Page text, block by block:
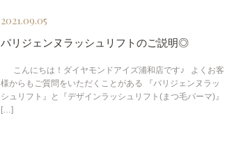
2021.09.05
パリジェンヌラッシュリフトのご説明◎
こんにちは！ダイヤモンドアイズ浦和店です♪ よくお客
様からもご質問をいただくことがある 『パリジェンヌラッ
シュリフト』と『デザインラッシュリフト(まつ毛パーマ)』
[…]